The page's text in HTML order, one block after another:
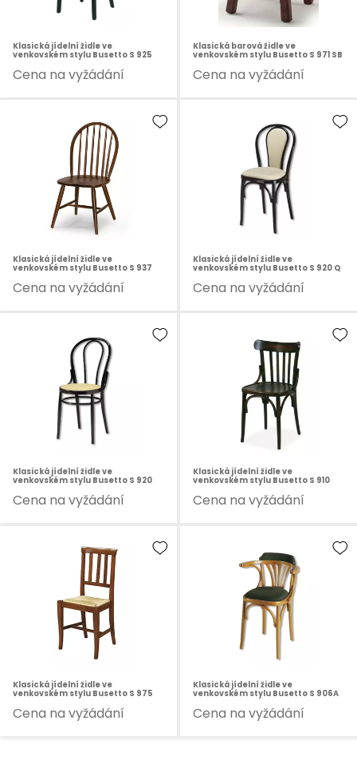
Klasická jídelní židle ve
venkovském stylu Busetto S 925
Cena na vyžádání
Klasická barová židle ve
venkovském stylu Busetto S 971 SB
Cena na vyžádání
Klasická jídelní židle ve
venkovském stylu Busetto S 937
Cena na vyžádání
Klasická jídelní židle ve
venkovském stylu Busetto S 920 Q
Cena na vyžádání
Klasická jídelní židle ve
venkovském stylu Busetto S 920
Cena na vyžádání
Klasická jídelní židle ve
venkovském stylu Busetto S 910
Cena na vyžádání
Klasická jídelní židle ve
venkovském stylu Busetto S 975
Cena na vyžádání
Klasická jídelní židle ve
venkovském stylu Busetto S 906A
Cena na vyžádání